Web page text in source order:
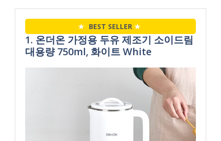
★ BEST SELLER ★
1. 온더온 가정용 두유 제조기 소이드림
대용량 750ml, 화이트 White